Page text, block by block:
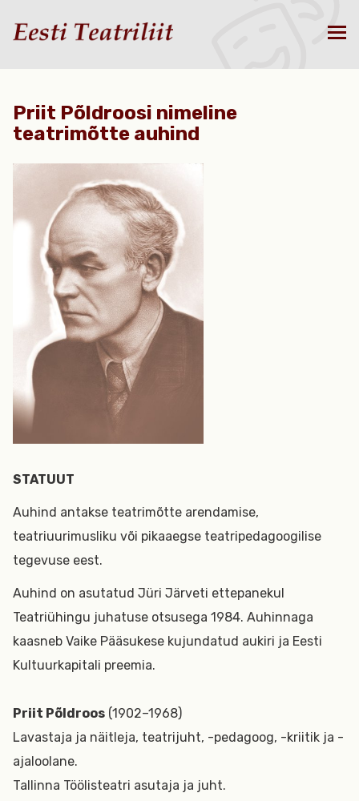
Priit Põldroosi nimeline
teatrimõtte auhind
STATUUT
Auhind antakse teatrimõtte arendamise,
teatriuurimusliku või pikaaegse teatripedagoogilise
tegevuse eest.
Auhind on asutatud Jüri Järveti ettepanekul
Teatriühingu juhatuse otsusega 1984. Auhinnaga
kaasneb Vaike Pääsukese kujundatud aukiri ja Eesti
Kultuurkapitali preemia.
Priit Põldroos (1902–1968)
Lavastaja ja näitleja, teatrijuht, -pedagoog, -kriitik ja -
ajaloolane.
Tallinna Töölisteatri asutaja ja juht.